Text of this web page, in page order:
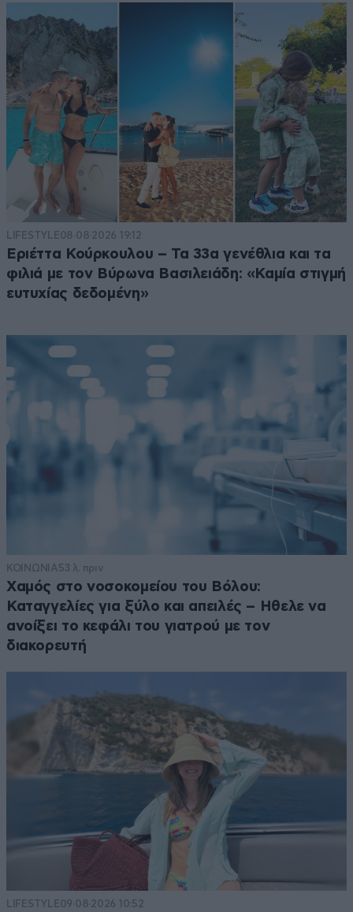
LIFESTYLE08·08·2026 19:12
Εριέττα Κούρκουλου – Τα 33α γενέθλια και τα
φιλιά με τον Βύρωνα Βασιλειάδη: «Καμία στιγμή
ευτυχίας δεδομένη»
ΚΟΙΝΩΝΙΑ53 λ. πριν
Χαμός στο νοσοκομείου του Βόλου:
Καταγγελίες για ξύλο και απειλές – Ηθελε να
ανοίξει το κεφάλι του γιατρού με τον
διακορευτή
LIFESTYLE09·08·2026 10:52